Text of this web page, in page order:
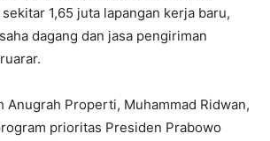
1,65 juta lapangan kerja baru,
dagang dan jasa pengiriman
Anugrah Properti, Muhammad Ridwan,
prioritas Presiden Prabowo